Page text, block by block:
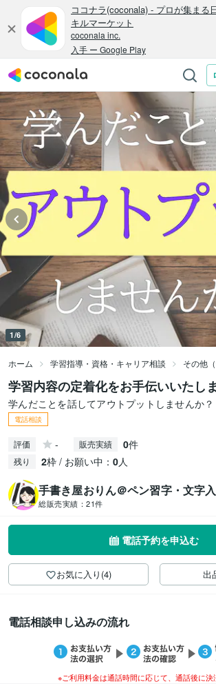
1/6
ホーム 学習指導・資格・キャリア相談 その他
学習内容の定着化をお手伝いいたし
学んだことを話してアウトプットしませんか？
電話相談
評価 - 販売実績 0件
残り 2枠 / お願い中： 0人
手書き屋おりん＠ペン習字・文字
総販売実績： 21件
電話予約を申込む
お気に入り(4) 出
電話相談申し込みの流れ
※ご利用料金は通話時間に応じて、通話後に決